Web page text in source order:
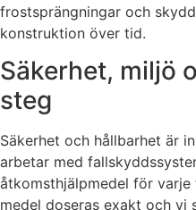
frostsprängningar och
konstruktion över tid.
Säkerhet, miljö
steg
Säkerhet och hållbarhet är
arbetar med
åtkomsthjälpmedel för
medel doseras exakt och vi